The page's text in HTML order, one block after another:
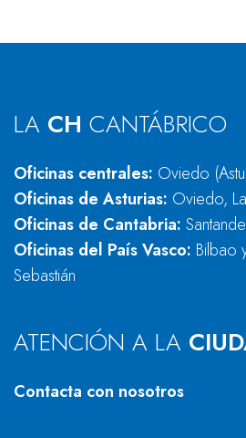
LA CH CANTÁBRICO
Oficinas centrales: Oviedo
Oficinas de Asturias: Oviedo,
Oficinas de Cantabria:
Oficinas del País Vasco: Bilbao
Sebastián
ATENCIÓN A LA
Contacta con nosotros